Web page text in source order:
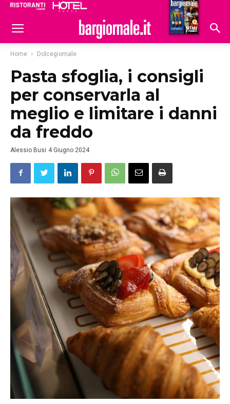
Hoteldomani
Home Dolcegiornale
Pasta sfoglia, i consigli
per conservarla al
meglio e limitare i danni
da freddo
Alessio Busi 4 Giugno 2024